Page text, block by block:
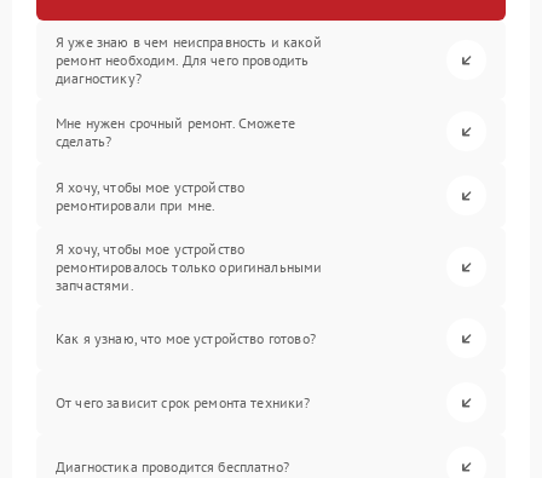
Я уже знаю в чем неисправность и какой
ремонт необходим. Для чего проводить
диагностику?
Мне нужен срочный ремонт. Сможете
сделать?
Я хочу, чтобы мое устройство
ремонтировали при мне.
Я хочу, чтобы мое устройство
ремонтировалось только оригинальными
запчастями.
Как я узнаю, что мое устройство готово?
От чего зависит срок ремонта техники?
Диагностика проводится бесплатно?